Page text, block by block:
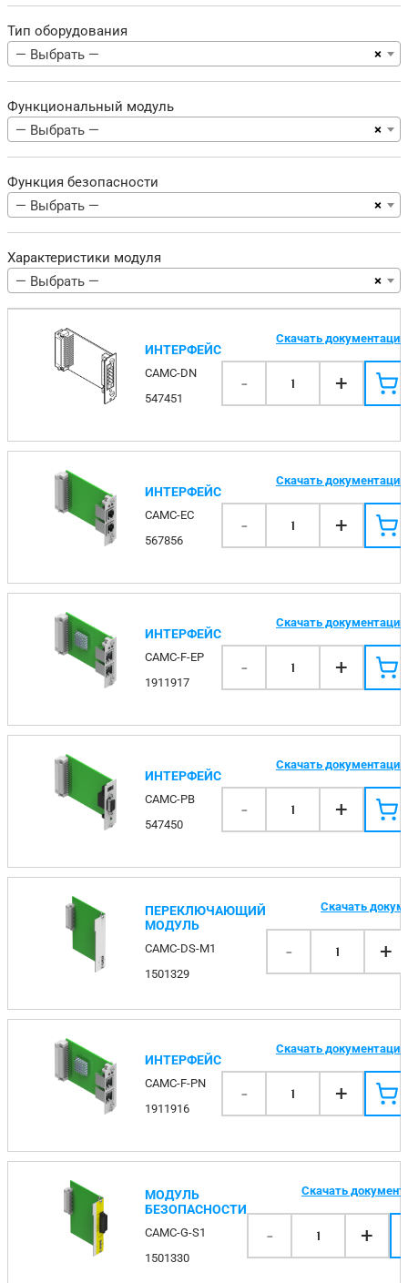
Тип оборудования
×
— Выбрать —
Функциональный модуль
×
— Выбрать —
Функция безопасности
×
— Выбрать —
Характеристики модуля
×
— Выбрать —
ИНТЕРФЕЙС
CAMC-DN
547451
Скачать
- 1 +
ИНТЕРФЕЙС
CAMC-EC
567856
Скачать
- 1 +
ИНТЕРФЕЙС
CAMC-F-EP
1911917
Скачать
- 1 +
ИНТЕРФЕЙС
CAMC-PB
547450
Скачать
- 1 +
ПЕРЕКЛЮЧАЮЩИЙ
МОДУЛЬ
CAMC-DS-M1
1501329
Скачать
- 1 +
ИНТЕРФЕЙС
CAMC-F-PN
1911916
Скачать
- 1 +
МОДУЛЬ
БЕЗОПАСНОСТИ
CAMC-G-S1
1501330
Скачать
- 1 +